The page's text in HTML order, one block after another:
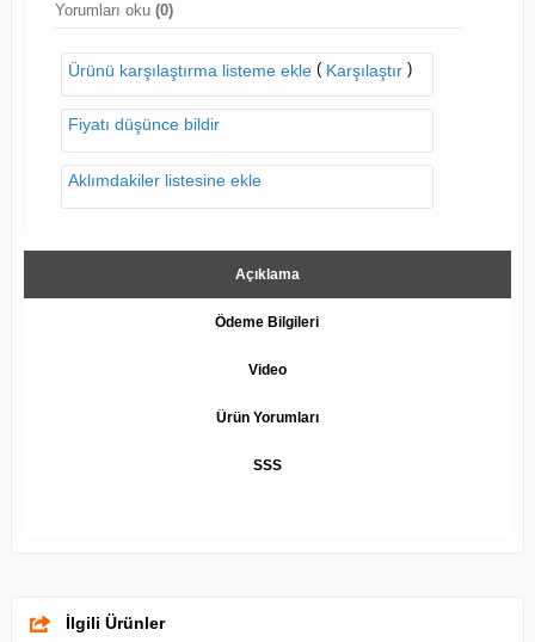
Yorumları oku (0)
Ürünü karşılaştırma listeme ekle( Karşılaştır)
Fiyatı düşünce bildir
Aklımdakiler listesine ekle
Açıklama
Ödeme Bilgileri
Video
Ürün Yorumları
SSS
İlgili Ürünler